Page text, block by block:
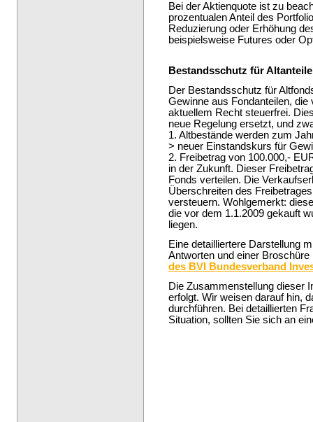
Bei der Aktienquote ist zu
prozentualen Anteil des
Reduzierung oder Erhöhung
beispielsweise Futures oder
Bestandsschutz für
Der Bestandsschutz für
Gewinne aus Fondanteilen,
aktuellem Recht steuerfrei.
neue Regelung ersetzt, und
1. Altbestände werden zum
> neuer Einstandskurs für
2. Freibetrag von 100.000,-
in der Zukunft. Dieser
Fonds verteilen. Die
Überschreiten des
versteuern. Wohlgemerkt:
die vor dem 1.1.2009 gekauft
liegen.
Eine detailliertere Darstellung
Antworten und einer
des BVI Bundesverband
Die Zusammenstellung dieser
erfolgt. Wir weisen darauf hin,
durchführen. Bei detaillierten
Situation, sollten Sie sich an